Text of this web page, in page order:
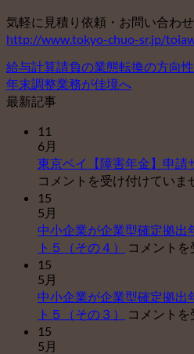
気軽に見積り依頼・お問い合わせ
http://www.tokyo-chuo-sr.jp/
給与計算請負の業態転換の方向性
年末調整業務が佳境へ
最新記事
11
6月
東京ベイ【障害年金】申請
コメントを受け付けていま
15
5月
中小企業が企業型確定拠出
ト５（その４）
中
業
が
コメント
15
5月
中小企業が企業型確定拠出
ト５（その３）
中
コメント
15
5月